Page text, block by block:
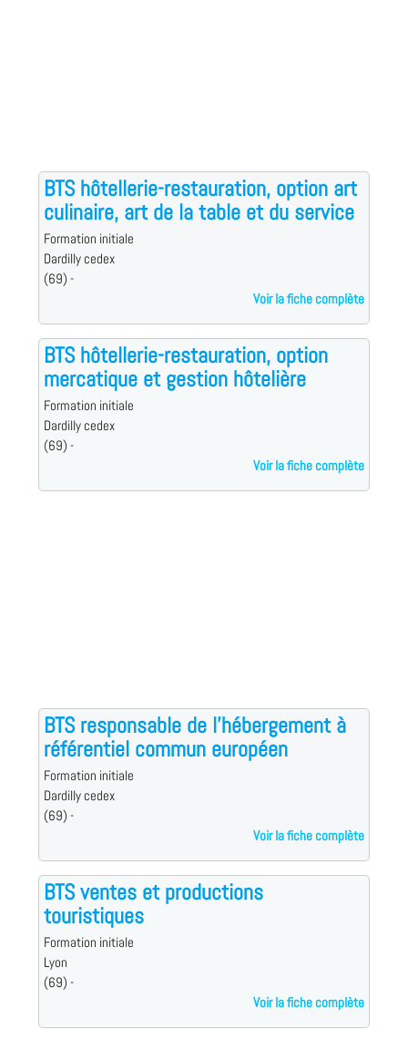
BTS hôtellerie-restauration, option art
culinaire, art de la table et du service
Formation initiale
Dardilly cedex
(69) -
Voir la fiche complète
BTS hôtellerie-restauration, option
mercatique et gestion hôtelière
Formation initiale
Dardilly cedex
(69) -
Voir la fiche complète
BTS responsable de l'hébergement à
référentiel commun européen
Formation initiale
Dardilly cedex
(69) -
Voir la fiche complète
BTS ventes et productions
touristiques
Formation initiale
Lyon
(69) -
Voir la fiche complète